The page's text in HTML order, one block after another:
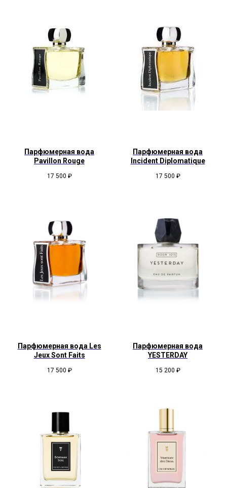
Парфюмерная вода
Pavillon Rouge
17 500 ₽
Парфюмерная вода
Incident Diplomatique
17 500 ₽
Парфюмерная вода Les
Jeux Sont Faits
17 500 ₽
Парфюмерная вода
YESTERDAY
15 200 ₽